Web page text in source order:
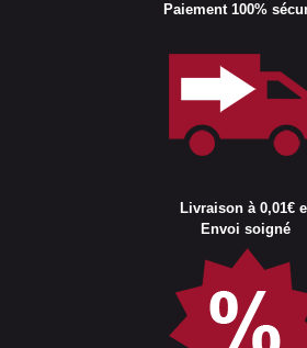
Paiement 100%
Livraison à 0,01€
Envoi soigné